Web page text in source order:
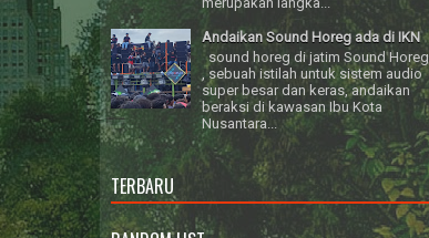
Andaikan Sound Horeg ada di IKN
sound horeg di jatim Sound Horeg
, sebuah istilah untuk sistem audio
super besar dan keras, andaikan
beraksi di kawasan Ibu Kota
Nusantara...
TERBARU